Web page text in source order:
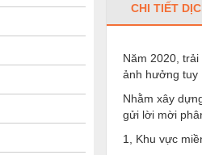
CHI TIẾT
Năm 2020,
ảnh hưởng tuy
Nhằm xây
gửi lời mời
1, Khu vực